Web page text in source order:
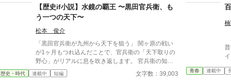
る日の仕事帰り、ふたりで過ごす時間が増えていき―
―そして気づけば紗夜の部屋でご飯をご馳走になるほ
ど親密に。 優しくて穏やかで――その色気に触れる
たび、翔太の心は揺れていく。 大人の女性と大学
生、甘くちょっぴり刺激的な同居生活（？）がはじま
る。
【歴史if小説】水鏡の覇王 〜黒田官兵衛、も
う一つの天下〜
松本 俊介
「黒田官兵衛が九州から天下を狙う」 関ヶ原の戦い
が1ヶ月もつれ込んだことで、官兵衛の「天下取りの
野心」がリアルに息を吹き返します。 官兵衛の知
略、加藤清正や島津との駆け引き、そして豊臣秀頼を
擁した「九州王国」の建国から徳川家康との決戦など
歴史・時代 連載中 短編 文字数：39,003 青春 連載中